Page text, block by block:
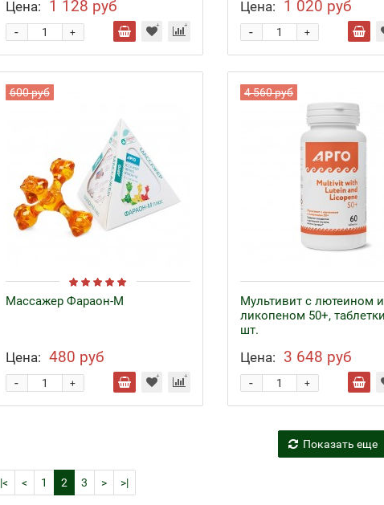
Цена: 1 128 руб
+
-
Цена: 1 020 руб
+
-
600 руб
Массажер Фараон-М
Цена: 480 руб
+
-
4 560 руб
Мультивит с лютеином и
ликопеном 50+,
шт.
Цена: 3 648 руб
+
-
Показать еще
|< < 1 2 3 > >|